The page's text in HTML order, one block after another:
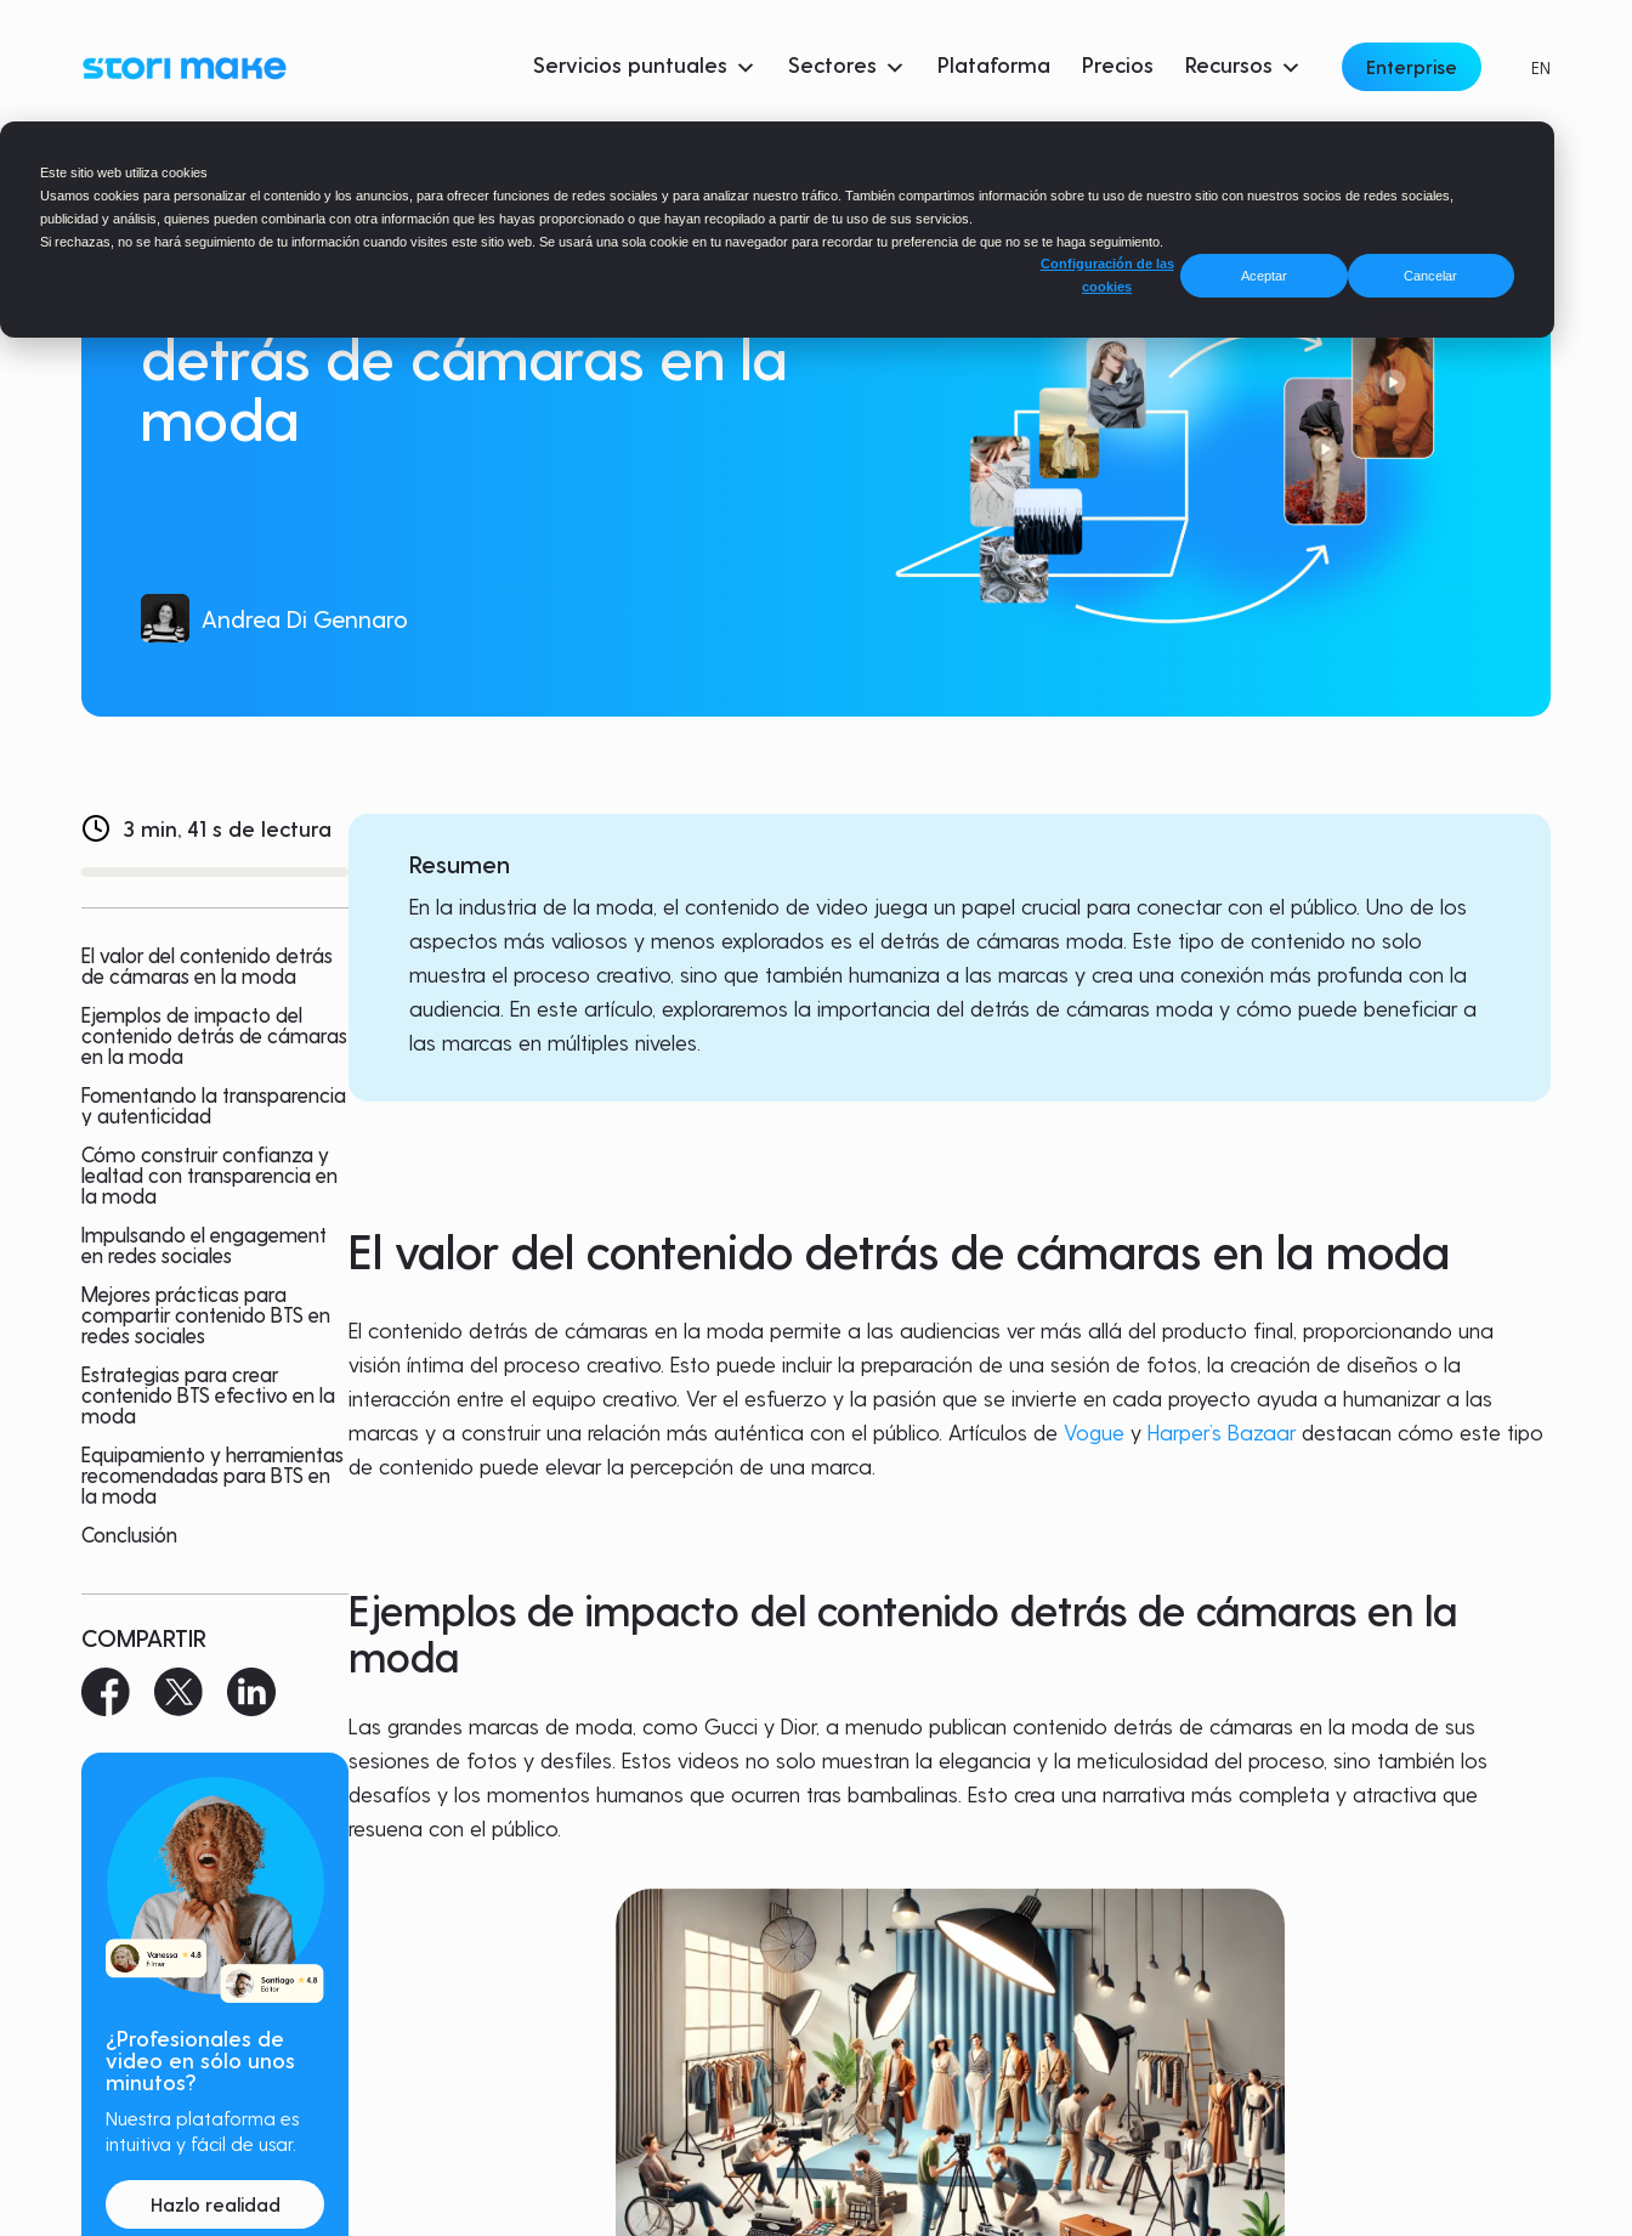
Este sitio web utiliza cookies
Usamos cookies para personalizar el contenido y los anuncios, para ofrecer funciones de redes sociales y para analizar nuestro tráfico. También compartimos información sobre tu uso de nuestro sitio con nuestros socios de redes sociales,
publicidad y análisis, quienes pueden combinarla con otra información que les hayas proporcionado o que hayan recopilado a partir de tu uso de sus servicios.
Si rechazas, no se hará seguimiento de tu información cuando visites este sitio web. Se usará una sola cookie en tu navegador para recordar tu preferencia de que no se te haga seguimiento.
Configuración de las
cookies
Aceptar Cancelar
Servicios puntuales Sectores Plataforma Precios Recursos Enterprise EN
BLOG> MARKETING > PRODUCTO
detrás de cámaras en la
moda
Andrea Di Gennaro
3 min, 41 s de lectura
El valor del contenido detrás
de cámaras en la moda
Ejemplos de impacto del
contenido detrás de cámaras
en la moda
Fomentando la transparencia
y autenticidad
Cómo construir confianza y
lealtad con transparencia en
la moda
Impulsando el engagement
en redes sociales
Mejores prácticas para
compartir contenido BTS en
redes sociales
Estrategias para crear
contenido BTS efectivo en la
moda
Equipamiento y herramientas
recomendadas para BTS en
la moda
Conclusión
COMPARTIR
¿Profesionales de
video en sólo unos
minutos?
Nuestra plataforma es
intuitiva y fácil de usar.
Hazlo realidad
Resumen
En la industria de la moda, el contenido de video juega un papel crucial para conectar con el público. Uno de los
aspectos más valiosos y menos explorados es el detrás de cámaras moda. Este tipo de contenido no solo
muestra el proceso creativo, sino que también humaniza a las marcas y crea una conexión más profunda con la
audiencia. En este artículo, exploraremos la importancia del detrás de cámaras moda y cómo puede beneficiar a
las marcas en múltiples niveles.
El valor del contenido detrás de cámaras en la moda
El contenido detrás de cámaras en la moda permite a las audiencias ver más allá del producto final, proporcionando una
visión íntima del proceso creativo. Esto puede incluir la preparación de una sesión de fotos, la creación de diseños o la
interacción entre el equipo creativo. Ver el esfuerzo y la pasión que se invierte en cada proyecto ayuda a humanizar a las
marcas y a construir una relación más auténtica con el público. Artículos deVogue yHarper’s Bazaardestacan cómo este tipo
de contenido puede elevar la percepción de una marca.
Ejemplos de impacto del contenido detrás de cámaras en la
moda
Las grandes marcas de moda, como Gucci y Dior, a menudo publican contenido detrás de cámaras en la moda de sus
sesiones de fotos y desfiles. Estos videos no solo muestran la elegancia y la meticulosidad del proceso, sino también los
desafíos y los momentos humanos que ocurren tras bambalinas. Esto crea una narrativa más completa y atractiva que
resuena con el público.